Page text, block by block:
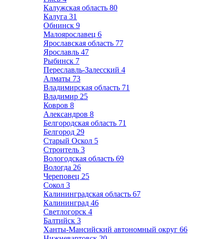
Калужская область 80
Калуга 31
Обнинск 9
Малоярославец 6
Ярославская область 77
Ярославль 47
Рыбинск 7
Переславль-Залесский 4
Алматы 73
Владимирская область 71
Владимир 25
Ковров 8
Александров 8
Белгородская область 71
Белгород 29
Старый Оскол 5
Строитель 3
Вологодская область 69
Вологда 26
Череповец 25
Сокол 3
Калининградская область 67
Калининград 46
Светлогорск 4
Балтийск 3
Ханты-Мансийский автономный округ 66